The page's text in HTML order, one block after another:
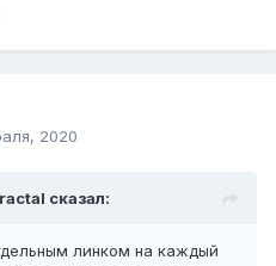
2020
сказал:
линком на каждый